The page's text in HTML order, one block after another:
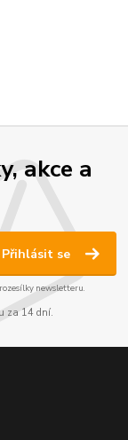
akce a
Přihlásit se
newsletteru.
za 14 dní.